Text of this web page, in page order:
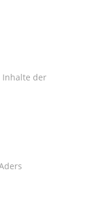
Inhalte der